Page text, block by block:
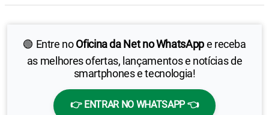
🟢 Entre noOficina da Net no WhatsAppe receba
as melhores ofertas, lançamentos e notícias de
smartphones e tecnologia!
👉 ENTRAR NO WHATSAPP 👈